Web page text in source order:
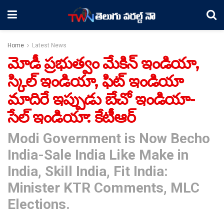
Home Latest News
మోడీ ప్రభుత్వం మేకిన్ ఇండియా,
స్కిల్ ఇండియా, ఫిట్ ఇండియా
మాదిరే ఇప్పుడు బేచో ఇండియా-
సేల్ ఇండియా: కేటీఆర్
Modi Government is Now Becho
India-Sale India Like Make in
India, Skill India, Fit India:
Minister KTR Comments, MLC
Elections.